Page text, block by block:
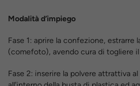
Modalità d’impiego
Fase 1: aprire la confezione, estrarre
(comefoto), avendo cura di togliere
Fase 2: inserire la polvere attrattiva